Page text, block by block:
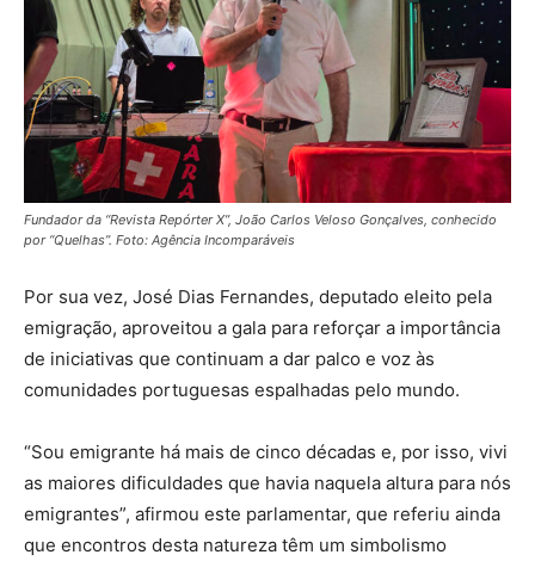
Fundador da “Revista Repórter X”, João Carlos Veloso Gonçalves, conhecido
por “Quelhas”. Foto: Agência Incomparáveis
Por sua vez, José Dias Fernandes, deputado eleito pela
emigração, aproveitou a gala para reforçar a importância
de iniciativas que continuam a dar palco e voz às
comunidades portuguesas espalhadas pelo mundo.
“Sou emigrante há mais de cinco décadas e, por isso, vivi
as maiores dificuldades que havia naquela altura para nós
emigrantes”, afirmou este parlamentar, que referiu ainda
que encontros desta natureza têm um simbolismo